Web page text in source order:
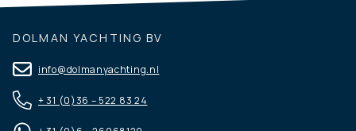
DOLMAN YACHTING BV
info@dolmanyachting.nl
+ 31 (0)36 – 522 83 24